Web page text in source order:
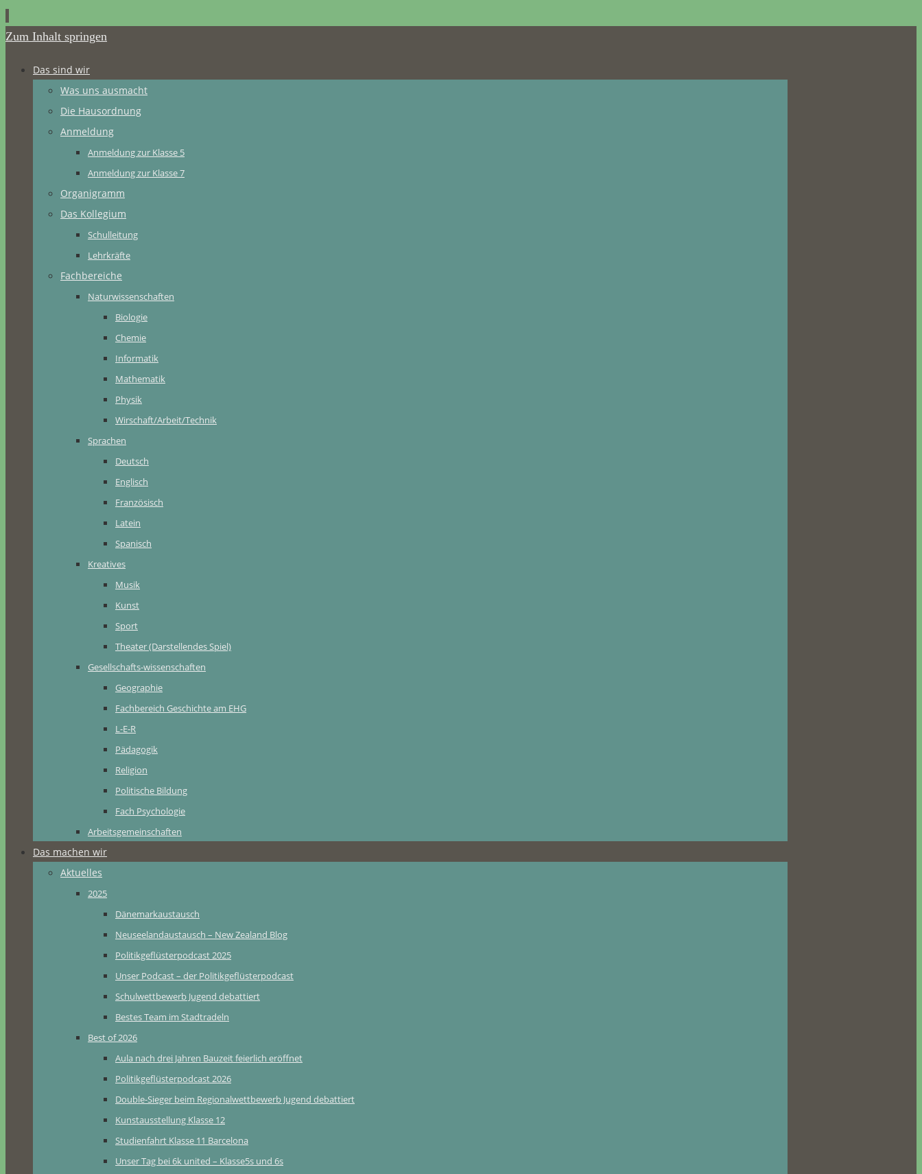
Zum Inhalt springen
Das sind wir
Was uns ausmacht
Die Hausordnung
Anmeldung
Anmeldung zur Klasse 5
Anmeldung zur Klasse 7
Organigramm
Das Kollegium
Schulleitung
Lehrkräfte
Fachbereiche
Naturwissenschaften
Biologie
Chemie
Informatik
Mathematik
Physik
Wirschaft/Arbeit/Technik
Sprachen
Deutsch
Englisch
Französisch
Latein
Spanisch
Kreatives
Musik
Kunst
Sport
Theater (Darstellendes Spiel)
Gesellschafts-wissenschaften
Geographie
Fachbereich Geschichte am EHG
L-E-R
Pädagogik
Religion
Politische Bildung
Fach Psychologie
Arbeitsgemeinschaften
Das machen wir
Aktuelles
2025
Dänemarkaustausch
Neuseelandaustausch – New Zealand Blog
Politikgeflüsterpodcast 2025
Unser Podcast – der Politikgeflüsterpodcast
Schulwettbewerb Jugend debattiert
Bestes Team im Stadtradeln
Best of 2026
Aula nach drei Jahren Bauzeit feierlich eröffnet
Politikgeflüsterpodcast 2026
Double-Sieger beim Regionalwettbewerb Jugend debattiert
Kunstausstellung Klasse 12
Studienfahrt Klasse 11 Barcelona
Unser Tag bei 6k united – Klasse5s und 6s